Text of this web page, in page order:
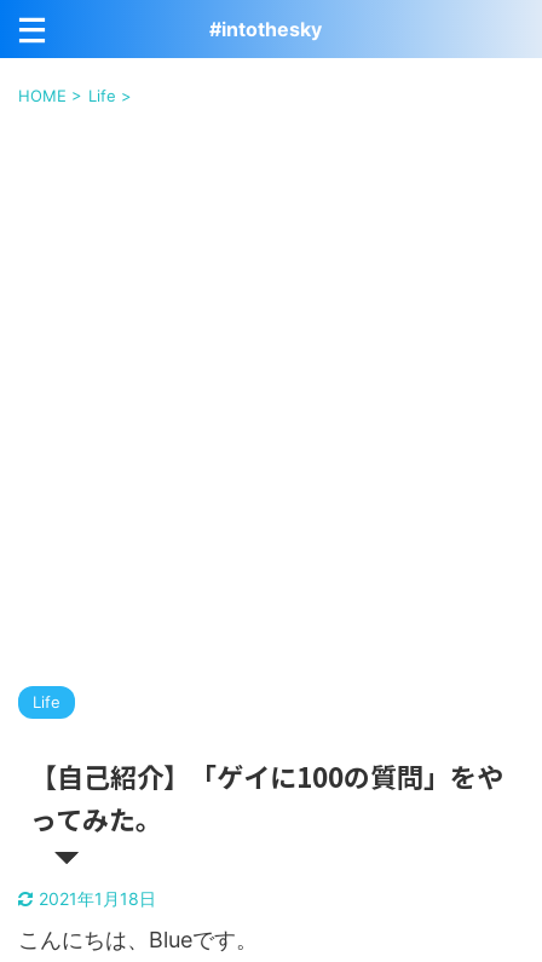
#intothesky
HOME > Life >
Life
【自己紹介】「ゲイに100の質問」をや
ってみた。
2021年1月18日
こんにちは、Blueです。